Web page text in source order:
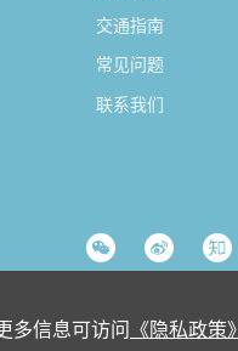
多信息可访问 《隐私政策》
交通指南
常见问题
联系我们
号